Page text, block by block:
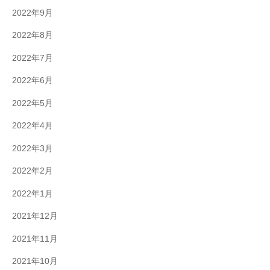
2022年9月
2022年8月
2022年7月
2022年6月
2022年5月
2022年4月
2022年3月
2022年2月
2022年1月
2021年12月
2021年11月
2021年10月